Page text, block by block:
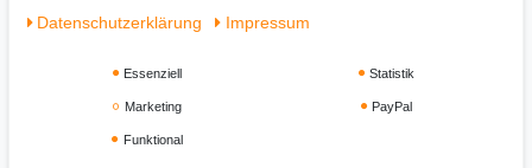
Daten­schutz­erklärung
Impressum
Essenziell Statistik
Marketing PayPal
Funktional